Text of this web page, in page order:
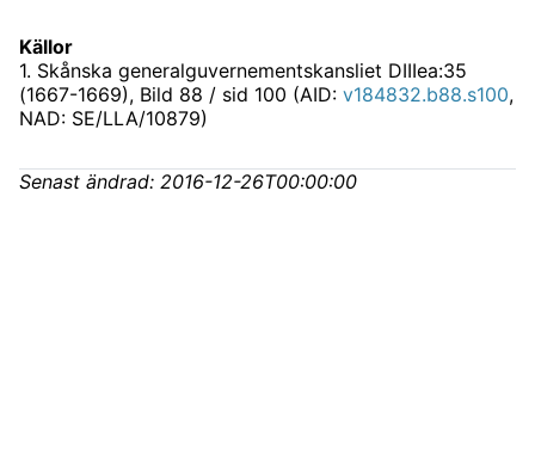
Källor
1. Skånska generalguvernementskansliet DIIIea:35
(1667-1669), Bild 88 / sid 100 (AID: v184832.b88.s100,
NAD: SE/LLA/10879)
Senast ändrad: 2016-12-26T00:00:00